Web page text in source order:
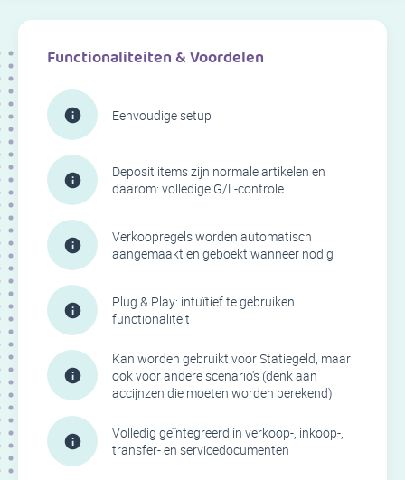
Functionaliteiten & Voordelen
Eenvoudige setup
Deposit items zijn normale artikelen en
daarom: volledige G/L-controle
Verkoopregels worden automatisch
aangemaakt en geboekt wanneer nodig
Plug & Play: intuïtief te gebruiken
functionaliteit
Kan worden gebruikt voor Statiegeld, maar
ook voor andere scenario's (denk aan
accijnzen die moeten worden berekend)
Volledig geïntegreerd in verkoop-, inkoop-,
transfer- en servicedocumenten